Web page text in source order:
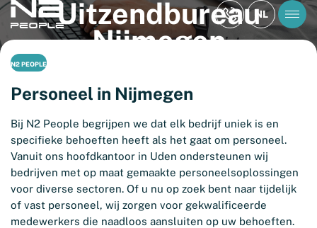
NL
Uitzendbureau
Nijmegen
N2 PEOPLE
Personeel in Nijmegen
Bij N2 People begrijpen we dat elk bedrijf uniek is en
specifieke behoeften heeft als het gaat om personeel.
Vanuit ons hoofdkantoor in Uden ondersteunen wij
bedrijven met op maat gemaakte personeelsoplossingen
voor diverse sectoren. Of u nu op zoek bent naar tijdelijk
of vast personeel, wij zorgen voor gekwalificeerde
medewerkers die naadloos aansluiten op uw behoeften.